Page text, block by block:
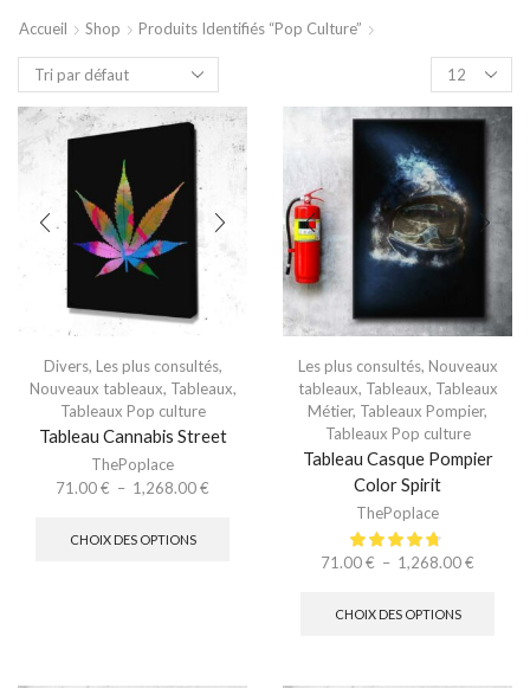
Accueil Shop Produits Identifiés “Pop Culture”
Divers, Les plus consultés,
Nouveaux tableaux, Tableaux,
Tableaux Pop culture
Tableau Cannabis Street
ThePoplace
71.00€ – 1,268.00€
CHOIX DES OPTIONS
Les plus consultés, Nouveaux
tableaux, Tableaux, Tableaux
Métier, Tableaux Pompier,
Tableaux Pop culture
Tableau Casque Pompier
Color Spirit
ThePoplace
71.00€ – 1,268.00€
CHOIX DES OPTIONS